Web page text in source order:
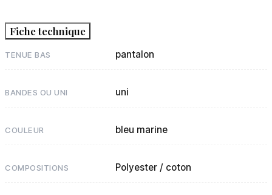
Fiche technique
TENUE BAS pantalon
BANDES OU UNI uni
COULEUR bleu marine
COMPOSITIONS Polyester / coton